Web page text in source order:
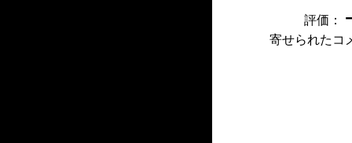
評価：
寄せられたコ